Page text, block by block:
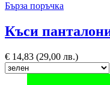
Бърза поръчка
Къси
€ 14,83 (29,00 лв.)